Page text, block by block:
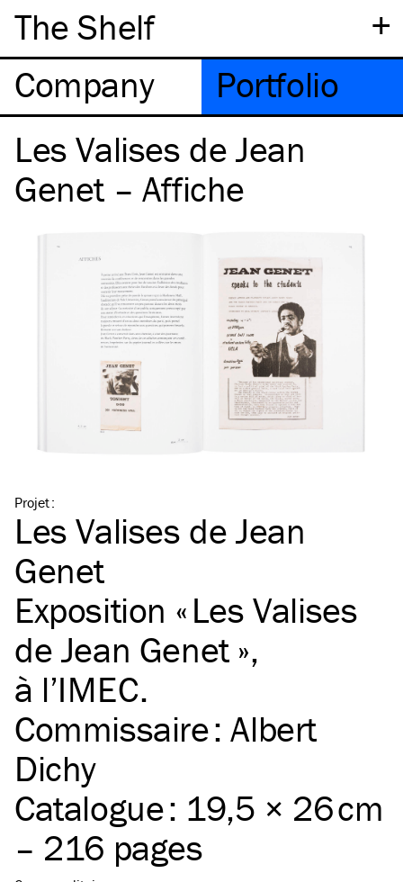
+
The Shelf
Company
Portfolio
Les Valises de Jean
Genet – Affiche
Projet:
Les Valises de Jean
Genet
Exposition « Les Valises
de Jean Genet »,
à l’IMEC.
Commissaire : Albert
Dichy
Catalogue : 19,5 × 26 cm
– 216 pages